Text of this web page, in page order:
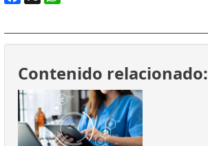
Contenido relacionado: